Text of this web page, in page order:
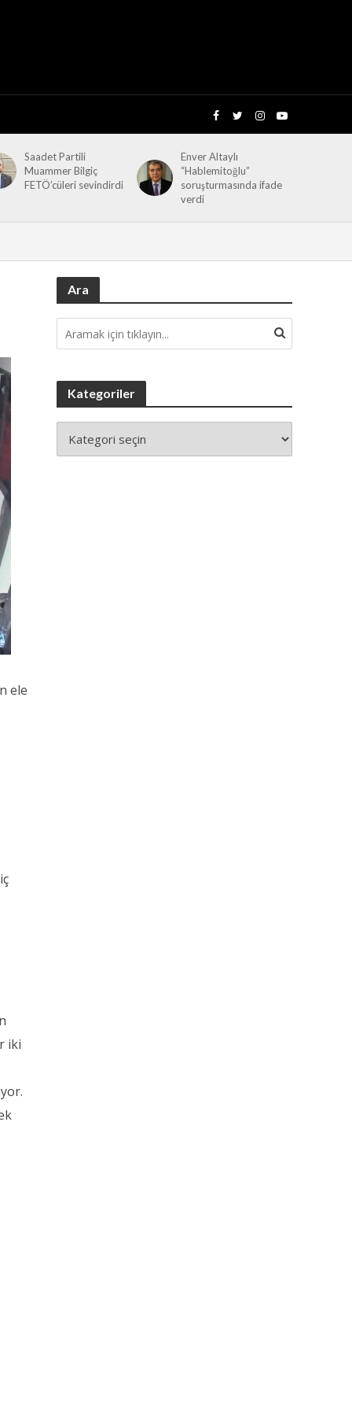
Saadet Partili
Muammer Bilgiç
FETÖ’cüleri sevindirdi
Enver Altaylı
“Hablemitoğlu”
soruşturmasında ifade
verdi
ele
iki
Ara
Kategoriler